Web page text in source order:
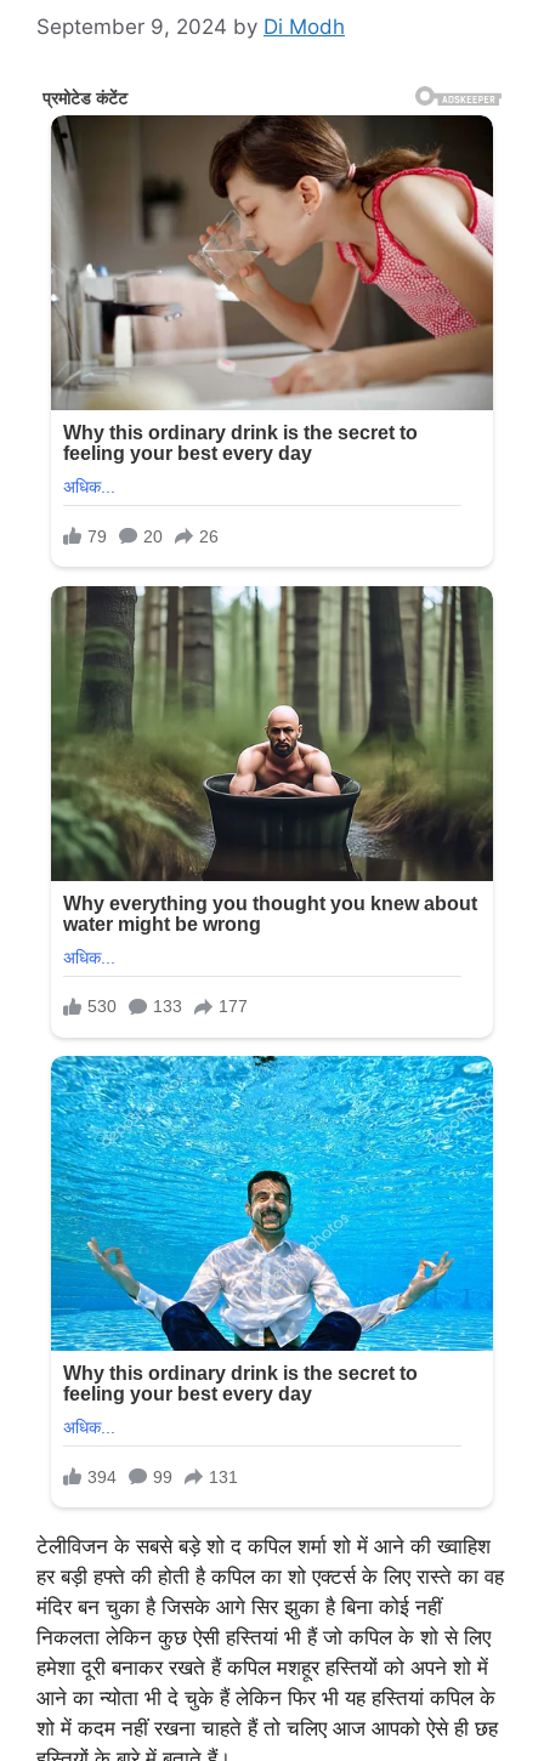
September 9, 2024 by Di Modh
टेलीविजन के सबसे बड़े शो द कपिल शर्मा शो में आने की ख्वाहिश
हर बड़ी हफ्ते की होती है कपिल का शो एक्टर्स के लिए रास्ते का वह
मंदिर बन चुका है जिसके आगे सिर झुका है बिना कोई नहीं
निकलता लेकिन कुछ ऐसी हस्तियां भी हैं जो कपिल के शो से लिए
हमेशा दूरी बनाकर रखते हैं कपिल मशहूर हस्तियों को अपने शो में
आने का न्योता भी दे चुके हैं लेकिन फिर भी यह हस्तियां कपिल के
शो में कदम नहीं रखना चाहते हैं तो चलिए आज आपको ऐसे ही छह